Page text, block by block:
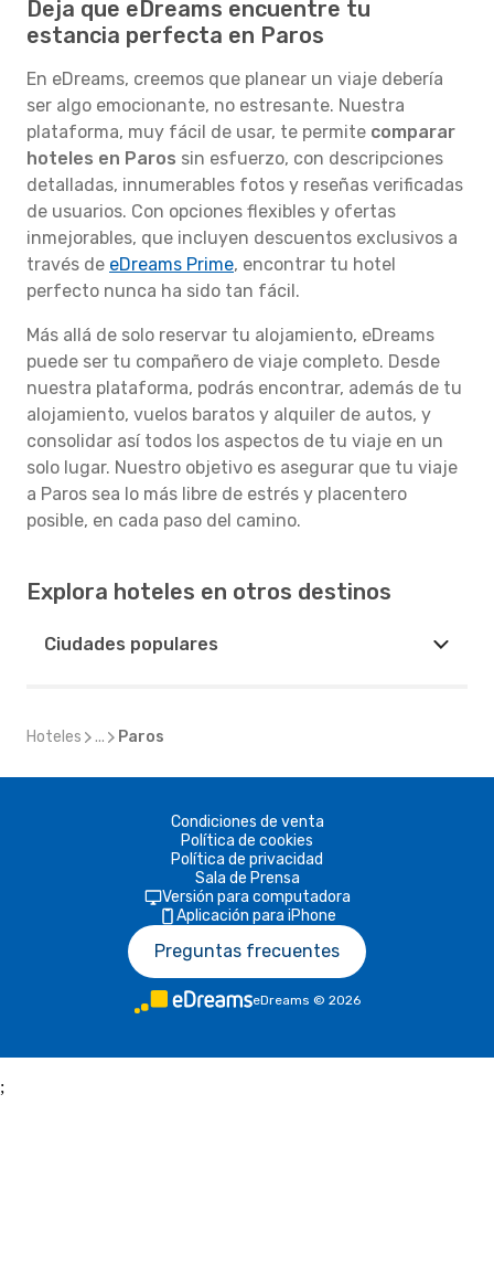
Deja que eDreams encuentre tu
estancia perfecta en Paros
En eDreams, creemos que planear un viaje debería
ser algo emocionante, no estresante. Nuestra
plataforma, muy fácil de usar, te permite comparar
hoteles en Paros sin esfuerzo, con descripciones
detalladas, innumerables fotos y reseñas verificadas
de usuarios. Con opciones flexibles y ofertas
inmejorables, que incluyen descuentos exclusivos a
través de eDreams Prime, encontrar tu hotel
perfecto nunca ha sido tan fácil.
Más allá de solo reservar tu alojamiento, eDreams
puede ser tu compañero de viaje completo. Desde
nuestra plataforma, podrás encontrar, además de tu
alojamiento, vuelos baratos y alquiler de autos, y
consolidar así todos los aspectos de tu viaje en un
solo lugar. Nuestro objetivo es asegurar que tu viaje
a Paros sea lo más libre de estrés y placentero
posible, en cada paso del camino.
Explora hoteles en otros destinos
Ciudades populares
Hoteles ... Paros
Condiciones de venta
Política de cookies
Política de privacidad
Sala de Prensa
Versión para computadora
Aplicación para iPhone
Preguntas frecuentes
eDreams © 2026
;